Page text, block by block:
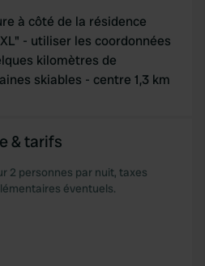
à côté de la résidence
- utiliser les coordonnées
kilomètres de
skiables - centre 1,3 km
& tarifs
2 personnes par nuit, taxes
éventuels.